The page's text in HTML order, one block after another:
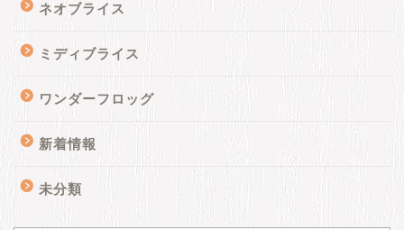
ネオブライス
ミディブライス
ワンダーフロッグ
新着情報
未分類 商品ページ